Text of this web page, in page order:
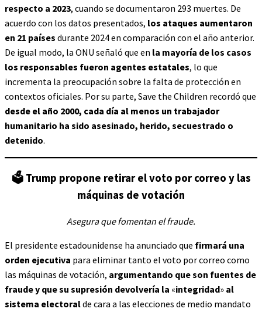
respecto a 2023, cuando se documentaron 293 muertes. De
acuerdo con los datos presentados, los ataques aumentaron
en 21 países durante 2024 en comparación con el año anterior.
De igual modo, la ONU señaló que en la mayoría de los casos
los responsables fueron agentes estatales, lo que
incrementa la preocupación sobre la falta de protección en
contextos oficiales. Por su parte, Save the Children recordó que
desde el año 2000, cada día al menos un trabajador
humanitario ha sido asesinado, herido, secuestrado o
detenido.
🗳️ Trump propone retirar el voto por correo y las
máquinas de votación
Asegura que fomentan el fraude.
El presidente estadounidense ha anunciado que firmará una
orden ejecutiva para eliminar tanto el voto por correo como
las máquinas de votación, argumentando que son fuentes de
fraude y que su supresión devolvería la «integridad» al
sistema electoralde cara a las elecciones de medio mandato